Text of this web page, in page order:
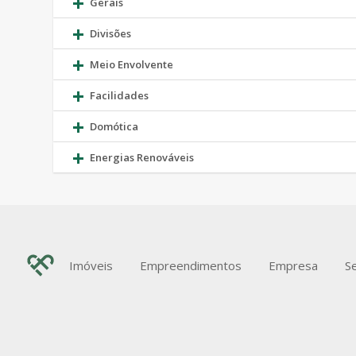
Divisões
Meio Envolvente
Facilidades
Domótica
Energias Renováveis
Imóveis Empreendimentos Empresa